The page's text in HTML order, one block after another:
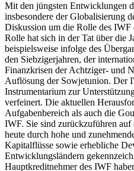
Mit den jüngsten Entwicklungen
insbesondere der Globalisierung
Diskussion um die Rolle des IWF
Rolle hat sich in der Tat über die
beispielsweise infolge des
den Siebzigerjahren, der
Finanzkrisen der Achtziger- und
Auflösung der Sowjetunion. Der
Instrumentarium zur
verfeinert. Die aktuellen
Aufgabenbereich als auch die
IWF. Sie sind zurückzuführen auf
heute durch hohe und
Kapitalflüsse sowie erhebliche
Entwicklungsländern
Hauptkreditnehmer des IWF